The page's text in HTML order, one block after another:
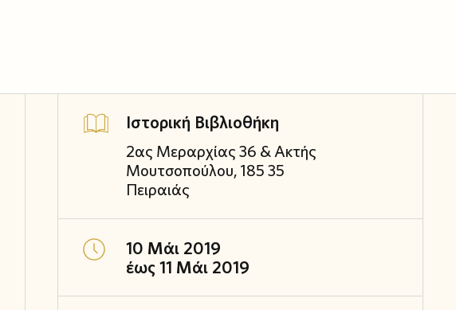
Ιστορική Βιβλιοθήκη
2ας Μεραρχίας 36 & Ακτής
Μουτσοπούλου, 185 35
Πειραιάς
10 Μάι 2019
έως 11 Μάι 2019